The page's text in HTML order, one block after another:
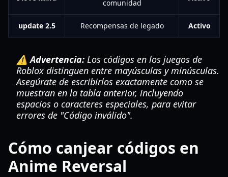
comunidad
update 2.5 Recompensas de legado Activo
⚠️ Advertencia: Los códigos en los juegos de
Roblox distinguen entre mayúsculas y minúsculas.
Asegúrate de escribirlos exactamente como se
muestran en la tabla anterior, incluyendo
espacios o caracteres especiales, para evitar
errores de "Código inválido".
Cómo canjear códigos en
Anime Reversal